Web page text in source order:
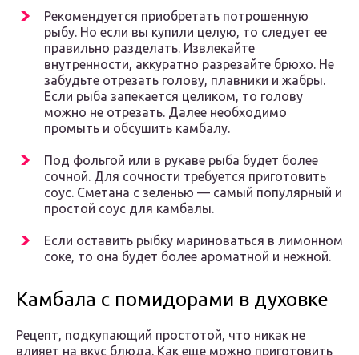
Рекомендуется приобретать потрошенную
рыбу. Но если вы купили целую, то следует ее
правильно разделать. Извлекайте
внутренности, аккуратно разрезайте брюхо. Не
забудьте отрезать голову, плавники и жабры.
Если рыба запекается целиком, то голову
можно не отрезать. Далее необходимо
промыть и обсушить камбалу.
Под фольгой или в рукаве рыба будет более
сочной. Для сочности требуется приготовить
соус. Сметана с зеленью — самый популярный и
простой соус для камбалы.
Если оставить рыбку мариноваться в лимонном
соке, то она будет более ароматной и нежной.
Камбала с помидорами в духовке
Рецепт, подкупающий простотой, что никак не
влияет на вкус блюда. Как еще можно приготовить